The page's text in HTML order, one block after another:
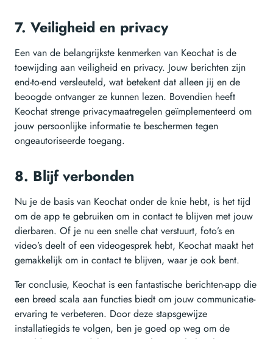
7. Veiligheid en privacy
Een van de belangrijkste kenmerken van Keochat is de
toewijding aan veiligheid en privacy. Jouw berichten zijn
end-to-end versleuteld, wat betekent dat alleen jij en de
beoogde ontvanger ze kunnen lezen. Bovendien heeft
Keochat strenge privacymaatregelen geïmplementeerd om
jouw persoonlijke informatie te beschermen tegen
ongeautoriseerde toegang.
8. Blijf verbonden
Nu je de basis van Keochat onder de knie hebt, is het tijd
om de app te gebruiken om in contact te blijven met jouw
dierbaren. Of je nu een snelle chat verstuurt, foto’s en
video’s deelt of een videogesprek hebt, Keochat maakt het
gemakkelijk om in contact te blijven, waar je ook bent.
Ter conclusie, Keochat is een fantastische berichten-app die
een breed scala aan functies biedt om jouw communicatie-
ervaring te verbeteren. Door deze stapsgewijze
installatiegids te volgen, ben je goed op weg om de